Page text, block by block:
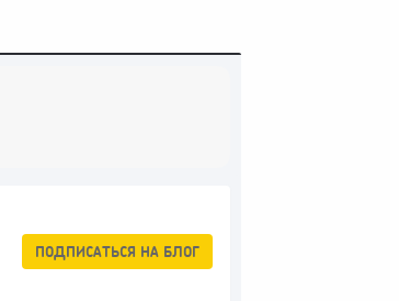
ПОДПИСАТЬСЯ НА БЛОГ